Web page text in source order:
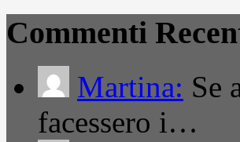
Commenti
Martina: Se
facessero i…